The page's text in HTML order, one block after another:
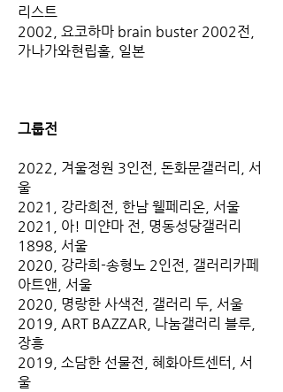
리스트
2002, 요코하마 brain buster 2002전,
가나가와현립홀, 일본
그룹전
2022, 겨울정원 3인전, 돈화문갤러리, 서
울
2021, 강라희전, 한남 웰페리온, 서울
2021, 아! 미얀마 전, 명동성당갤러리
1898, 서울
2020, 강라희-송형노 2인전, 갤러리카페
아트앤, 서울
2020, 명랑한 사색전, 갤러리 두, 서울
2019, ART BAZZAR, 나눔갤러리 블루,
장흥
2019, 소담한 선물전, 혜화아트센터, 서
울